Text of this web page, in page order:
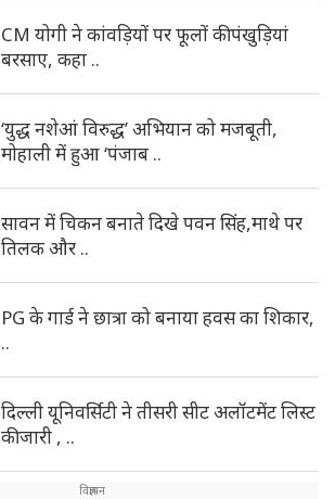
CM योगी ने कांवड़ियों पर फूलों की पंखुड़ियां
बरसाए, कहा ..
‘युद्ध नशेआं विरुद्ध’ अभियान को मजबूती,
मोहाली में हुआ ‘पंजाब ..
सावन में चिकन बनाते दिखे पवन सिंह,माथे पर
तिलक और ..
PG के गार्ड ने छात्रा को बनाया हवस का शिकार,
..
दिल्ली यूनिवर्सिटी ने तीसरी सीट अलॉटमेंट लिस्ट
की जारी , ..